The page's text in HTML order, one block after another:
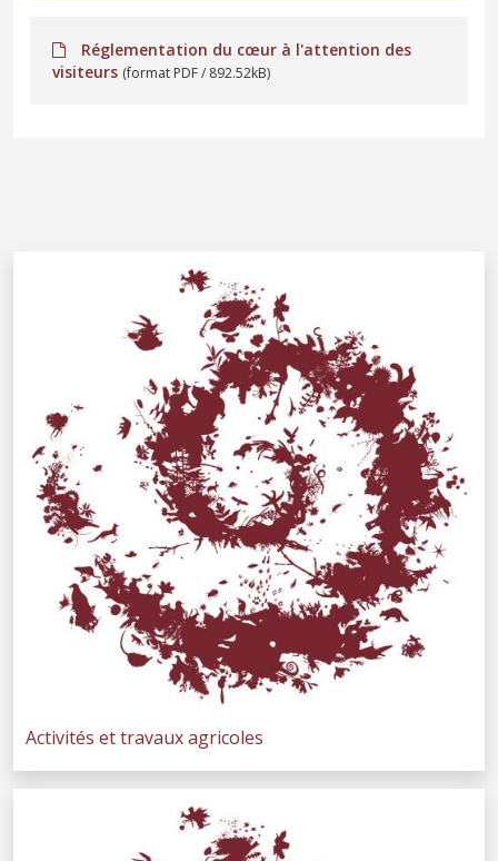
Réglementation du cœur à l'attention des
visiteurs (format PDF / 892.52kB)
Activités et travaux agricoles